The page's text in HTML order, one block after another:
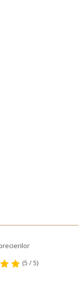
(5 / 5)